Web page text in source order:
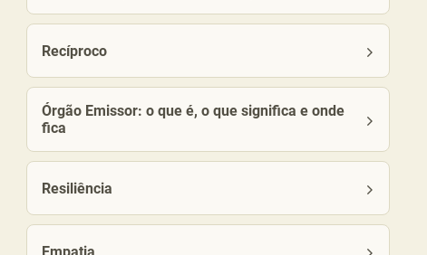
Recíproco
Órgão Emissor: o que é, o que significa e onde
fica
Resiliência
Empatia